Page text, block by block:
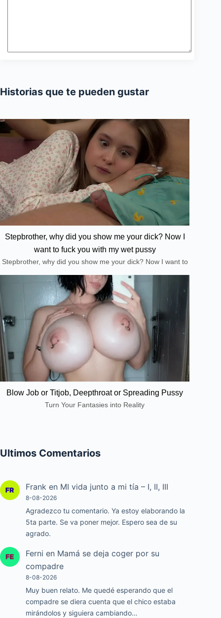
Historias que te pueden gustar
Stepbrother, why did you show me your dick? Now I
want to fuck you with my wet pussy
Stepbrother, why did you show me your dick? Now I want to
Blow Job or Titjob, Deepthroat or Spreading Pussy
Turn Your Fantasies into Reality
Ultimos Comentarios
Frank en MI vida junto a mi tía – I, II, III
8-08-2026
Agradezco tu comentario. Ya estoy elaborando la
5ta parte. Se va poner mejor. Espero sea de su
agrado.
Ferni en Mamá se deja coger por su
compadre
8-08-2026
Muy buen relato. Me quedé esperando que el
compadre se diera cuenta que el chico estaba
mirándolos y siguiera cambiando…